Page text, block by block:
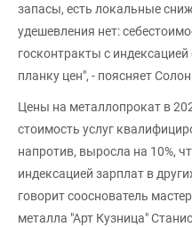
запасы, есть локальные
удешевления нет:
госконтракты с
планку цен", - поясняет Солон.
Цены на металлопрокат в
стоимость услуг
напротив, выросла на 10%,
индексацией зарплат в
говорит сооснователь
металла "Арт Кузница"